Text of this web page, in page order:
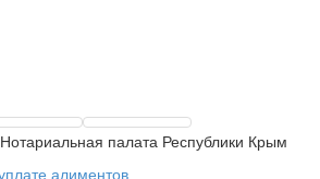
Нотариальная палата Республики Крым